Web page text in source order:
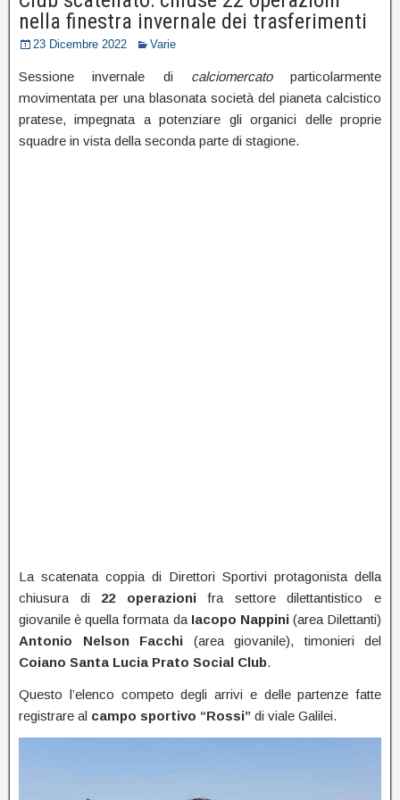
nella finestra invernale dei trasferimenti
23 Dicembre 2022 Varie
Sessione invernale di calciomercato particolarmente
movimentata per una blasonata società del pianeta calcistico
pratese, impegnata a potenziare gli organici delle proprie
squadre in vista della seconda parte di stagione.
La scatenata coppia di Direttori Sportivi protagonista della
chiusura di 22 operazionifra settore dilettantistico e
giovanile è quella formata da Iacopo Nappini (area Dilettanti)
Antonio Nelson Facchi (area giovanile), timonieri del
Coiano Santa Lucia Prato Social Club.
Questo l’elenco competo degli arrivi e delle partenze fatte
registrare al campo sportivo “Rossi” di viale Galilei.